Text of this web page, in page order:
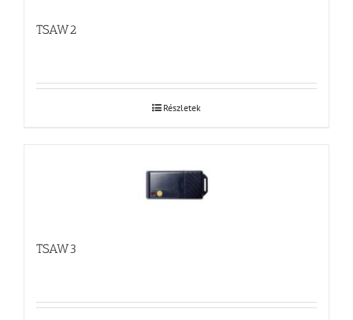
TSAW2
Részletek
TSAW3